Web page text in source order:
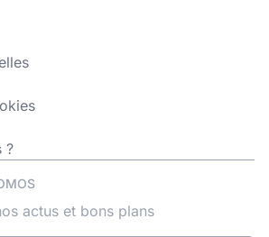
?
actus et bons plans